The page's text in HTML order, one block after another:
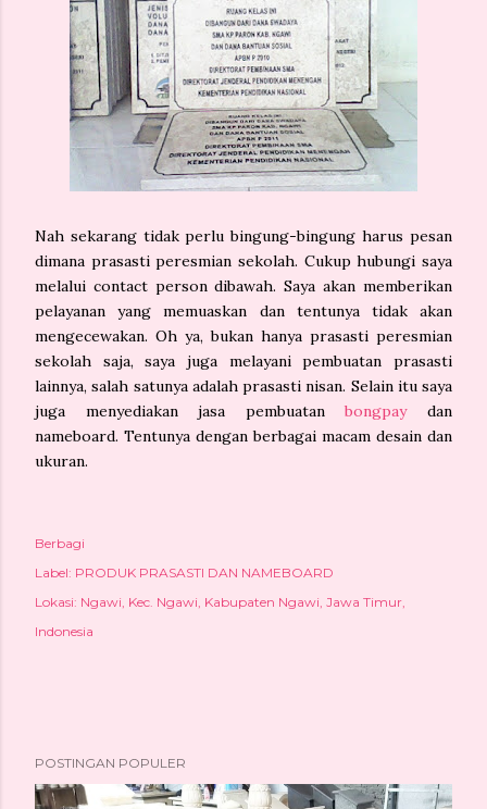
Nah sekarang tidak perlu bingung-bingung harus pesan
dimana prasasti peresmian sekolah. Cukup hubungi saya
melalui contact person dibawah. Saya akan memberikan
pelayanan yang memuaskan dan tentunya tidak akan
mengecewakan. Oh ya, bukan hanya prasasti peresmian
sekolah saja, saya juga melayani pembuatan prasasti
lainnya, salah satunya adalah prasasti nisan. Selain itu saya
juga menyediakan jasa pembuatanbongpaydan
nameboard. Tentunya dengan berbagai macam desain dan
ukuran.
Berbagi
Label: PRODUK PRASASTI DAN NAMEBOARD
Lokasi: Ngawi, Kec. Ngawi, Kabupaten Ngawi, Jawa Timur,
Indonesia
POSTINGAN POPULER